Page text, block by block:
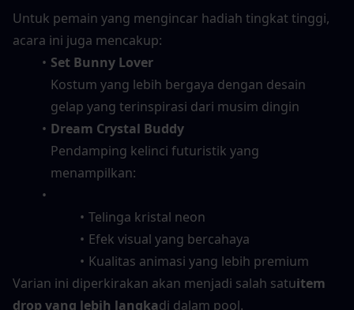
Untuk pemain yang mengincar hadiah tingkat tinggi,
acara ini juga mencakup:
Set Bunny Lover
Kostum yang lebih bergaya dengan desain
gelap yang terinspirasi dari musim dingin
Dream Crystal Buddy
Pendamping kelinci futuristik yang
menampilkan:
Telinga kristal neon
Efek visual yang bercahaya
Kualitas animasi yang lebih premium
Varian ini diperkirakan akan menjadi salah satuitem
drop yang lebih langkadi dalam pool.